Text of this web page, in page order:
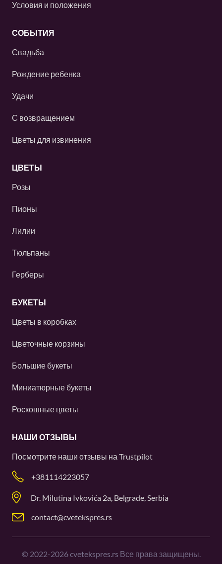
Условия и положения
СОБЫТИЯ
Свадьба
Рождение ребенка
Удачи
С возвращением
Цветы для извинения
ЦВЕТЫ
Розы
Пионы
Лилии
Тюльпаны
Герберы
БУКЕТЫ
Цветы в коробках
Цветочные корзины
Большие букеты
Миниатюрные букеты
Роскошные цветы
НАШИ ОТЗЫВЫ
Посмотрите наши отзывы на Trustpilot
+381114223057
Dr. Milutina Ivkovića 2a, Belgrade, Serbia
contact@cvetekspres.rs
© 2022-2026cvetekspres.rs Все права защищены.